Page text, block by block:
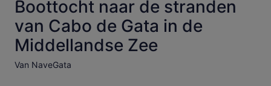
Boottocht naar de stranden
van Cabo de Gata in de
Middellandse Zee
Van NaveGata